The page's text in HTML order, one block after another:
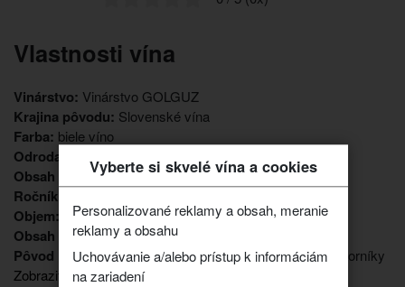
Vlastnosti vína
Vinárstvo: Vinárstvo GOLGUZ
Krajina pôvodu: Slovenské vína
Farba: biele víno
Odroda:
Obsah cukru:suché
Ročník:
Objem: 0,750l
Obsah alkoholu:12,5%
Pôvod hrozna:Malokarpatská vinohradnícka oblasť, Dvorníky
Zobraziť viac vlastností
Vyberte si skvelé vína a cookies
Personalizované reklamy a obsah, meranie
reklamy a obsahu
Uchovávanie a/alebo prístup k informáciám
na zariadení